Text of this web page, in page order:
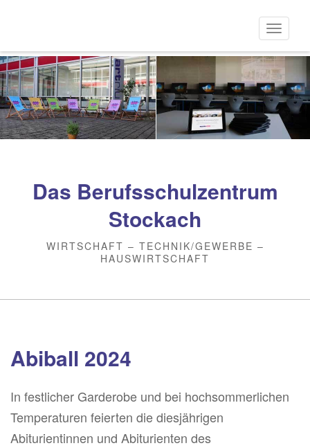
Inhalt
Das Berufsschulzentrum
Stockach
WIRTSCHAFT – TECHNIK/GEWERBE –
HAUSWIRTSCHAFT
Abiball 2024
In festlicher Garderobe und bei hochsommerlichen
Temperaturen feierten die diesjährigen
Abiturientinnen und Abiturienten des